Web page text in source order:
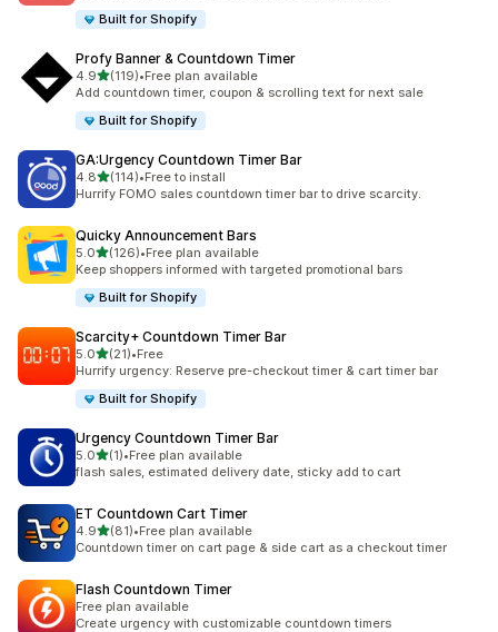
Built for Shopify
Profy Banner & Countdown Timer
4.9เต็ม 5 ดาว
(119)
ทั้งหมด 119 รีวิว
•Free plan available
Add countdown timer, coupon & scrolling text for next sale
Built for Shopify
GA:Urgency Countdown Timer Bar
4.8เต็ม 5 ดาว
(114)
ทั้งหมด 114 รีวิว
•Free to install
Hurrify FOMO sales countdown timer bar to drive scarcity.
Quicky Announcement Bars
5.0เต็ม 5 ดาว
(126)
ทั้งหมด 126 รีวิว
•Free plan available
Keep shoppers informed with targeted promotional bars
Built for Shopify
Scarcity+ Countdown Timer Bar
5.0เต็ม 5 ดาว
(21)
ทั้งหมด 21 รีวิว
•Free
Hurrify urgency: Reserve pre-checkout timer & cart timer bar
Built for Shopify
Urgency Countdown Timer Bar
5.0เต็ม 5 ดาว
(1)
ทั้งหมด 1 รีวิว
•Free plan available
flash sales, estimated delivery date, sticky add to cart
ET Countdown Cart Timer
4.9เต็ม 5 ดาว
(81)
ทั้งหมด 81 รีวิว
•Free plan available
Countdown timer on cart page & side cart as a checkout timer
Flash Countdown Timer
Free plan available
Create urgency with customizable countdown timers